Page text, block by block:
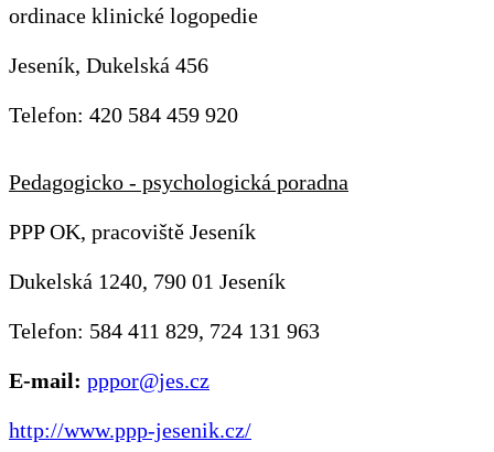
ordinace klinické logopedie
Jeseník, Dukelská 456
Telefon: 420 584 459 920
Pedagogicko - psychologická poradna
PPP OK, pracoviště Jeseník
Dukelská 1240, 790 01 Jeseník
Telefon: 584 411 829, 724 131 963
E-mail: pppor@jes.cz
http://www.ppp-jesenik.cz/